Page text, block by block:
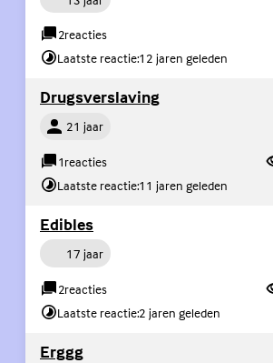
2reacties
Laatste reactie:12 jaren geleden
Drugsverslaving
Persoon21 jaar
1reacties
Laatste reactie:11 jaren geleden
Edibles
Persoon17 jaar
2reacties
Laatste reactie:2 jaren geleden
Erggg